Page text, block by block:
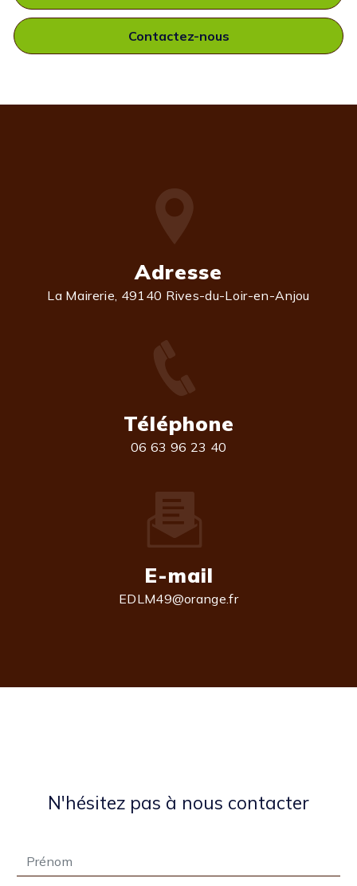
Contactez-nous
Adresse
La Mairerie, 49140 Rives-du-Loir-en-Anjou
Téléphone
06 63 96 23 40
E-mail
EDLM49@orange.fr
N'hésitez pas à nous contacter